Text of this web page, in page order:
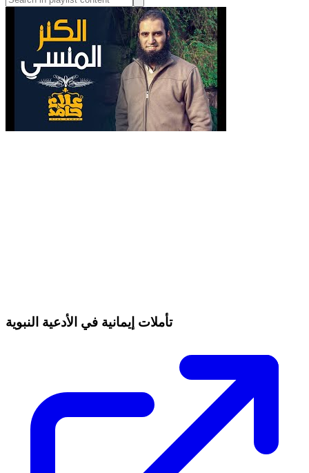
تأملات إيمانية في الأدعية النبوية